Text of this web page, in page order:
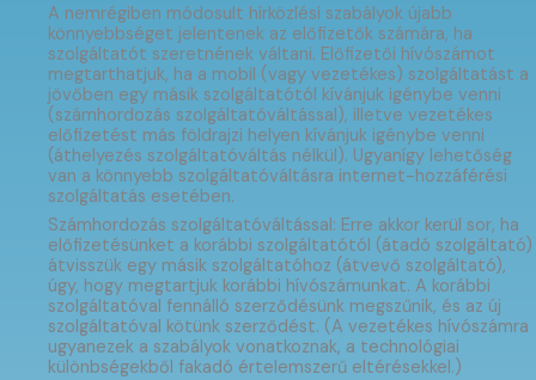
A nemrégiben módosult hírközlési szabályok újabb
könnyebbséget jelentenek az előfizetők számára, ha
szolgáltatót szeretnének váltani. Előfizetői hívószámot
megtarthatjuk, ha a mobil (vagy vezetékes) szolgáltatást a
jövőben egy másik szolgáltatótól kívánjuk igénybe venni
(számhordozás szolgáltatóváltással), illetve vezetékes
előfizetést más földrajzi helyen kívánjuk igénybe venni
(áthelyezés szolgáltatóváltás nélkül). Ugyanígy lehetőség
van a könnyebb szolgáltatóváltásra internet-hozzáférési
szolgáltatás esetében.
Számhordozás szolgáltatóváltással: Erre akkor kerül sor, ha
előfizetésünket a korábbi szolgáltatótól (átadó szolgáltató)
átvisszük egy másik szolgáltatóhoz (átvevő szolgáltató),
úgy, hogy megtartjuk korábbi hívószámunkat. A korábbi
szolgáltatóval fennálló szerződésünk megszűnik, és az új
szolgáltatóval kötünk szerződést. (A vezetékes hívószámra
ugyanezek a szabályok vonatkoznak, a technológiai
különbségekből fakadó értelemszerű eltérésekkel.)